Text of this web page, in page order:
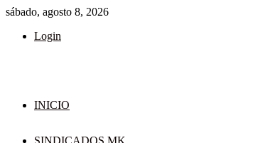
sábado, agosto 8, 2026
Login
INICIO
SINDICADOS MK